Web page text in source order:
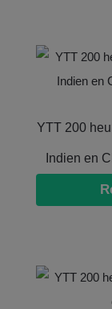
YTT 200
Indien en